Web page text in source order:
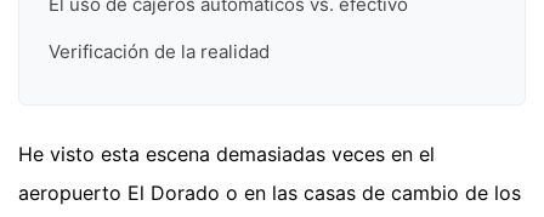
Verificación de la realidad
He visto esta escena demasiadas veces en el
aeropuerto El Dorado o en las casas de cambio de los